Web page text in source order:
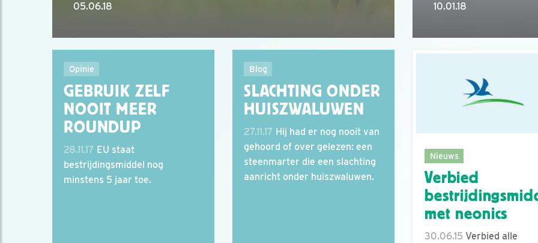
05.06.18 10.01.18
Opinie
GEBRUIK ZELF
NOOIT MEER
ROUNDUP
28.11.17 EU staat
bestrijdingsmiddel nog
minstens 5 jaar toe.
Blog
SLACHTING ONDER
HUISZWALUWEN
27.11.17 Hij had er nog nooit van
gehoord of over gelezen: een
steenmarter die een slachting
aanricht onder huiszwaluwen.
Nieuws
Verbied
met neonics
30.06.15 Verbied alle